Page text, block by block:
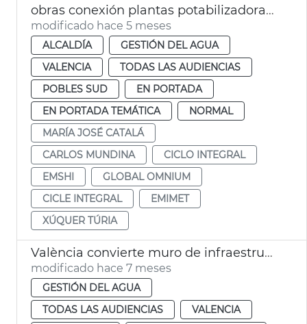
obras conexión plantas potabilizadoras suministro agua potable València
modificado hace 5 meses
ALCALDÍA
GESTIÓN DEL AGUA
VALENCIA
TODAS LAS AUDIENCIAS
POBLES SUD
EN PORTADA
EN PORTADA TEMÁTICA
NORMAL
MARÍA JOSÉ CATALÁ
CARLOS MUNDINA
CICLO INTEGRAL
EMSHI
GLOBAL OMNIUM
CICLE INTEGRAL
EMIMET
XÚQUER TÚRIA
València convierte muro de infraestructuras saneamiento en arte urbano
modificado hace 7 meses
GESTIÓN DEL AGUA
TODAS LAS AUDIENCIAS
VALENCIA